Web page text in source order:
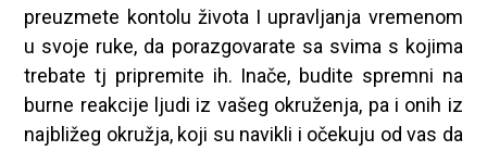
preuzmete kontolu života I upravljanja vremenom
u svoje ruke, da porazgovarate sa svima s kojima
trebate tj pripremite ih. Inače, budite spremni na
burne reakcije ljudi iz vašeg okruženja, pa i onih iz
najbližeg okružja, koji su navikli i očekuju od vas da